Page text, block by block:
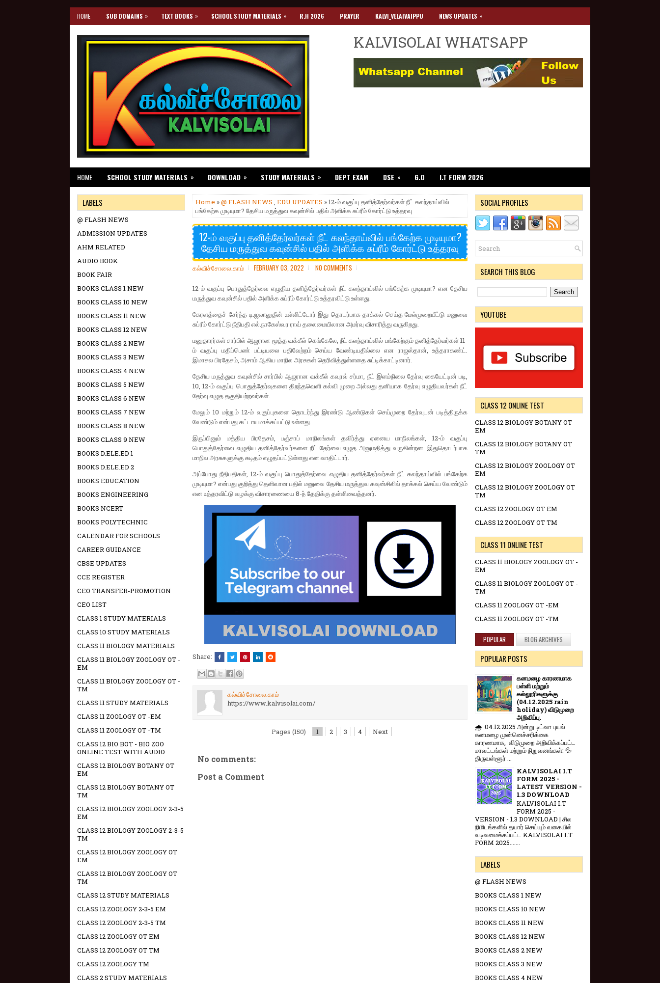
HOME SUB DOMAINS » TEXT BOOKS » SCHOOL STUDY MATERIALS » R.H 2026 PRAYER KALVI_VELAIVAIPPU NEWS UPDATES »
KALVISOLAI WHATSAPP
HOME SCHOOL STUDY MATERIALS » DOWNLOAD » STUDY MATERIALS » DEPT EXAM DSE » G.O I.T FORM 2026
Home »@ FLASH NEWS , EDU UPDATES » 12-ம் வகுப்பு தனித்தேர்வர்கள் நீட் கலந்தாய்வில்
பங்கேற்க முடியுமா? தேசிய மருத்துவ கவுன்சில் பதில் அளிக்க சுப்ரீம் கோர்ட்டு உத்தரவு
12-ம் வகுப்பு தனித்தேர்வர்கள் நீட் கலந்தாய்வில் பங்கேற்க முடியுமா?
தேசிய மருத்துவ கவுன்சில் பதில் அளிக்க சுப்ரீம் கோர்ட்டு உத்தரவு
கல்விச்சோலை.காம் FEBRUARY 03, 2022 NO COMMENTS
12-ம் வகுப்பு பொதுத்தேர்வை எழுதிய தனித்தேர்வர்கள் நீட் கலந்தாய்வில் பங்கேற்க முடியுமா? என தேசிய
மருத்துவ கவுன்சில் பதில் அளிக்க சுப்ரீம் கோர்ட்டு உத்தரவிட்டு உள்ளது.
கேரளத்தைச் சேர்ந்த டி.ஜலாலுதீன் உள்ளிட்டோர் இது தொடர்பாக தாக்கல் செய்த மேல்முறையீட்டு மனுவை
சுப்ரீம் கோர்ட்டு நீதிபதி எல்.நாகேஸ்வர ராவ் தலைமையிலான அமர்வு விசாரித்து வருகிறது.
மனுதாரர்கள் சார்பில் ஆஜரான மூத்த வக்கீல் கெங்கேலே, நீட் கலந்தாய்வில் பங்கேற்கும் தனித்தேர்வர்கள் 11-
ம் வகுப்பு மதிப்பெண் பட்டியலை பதிவேற்றம் செய்ய வேண்டியதில்லை என ராஜஸ்தான், உத்தராகண்ட்.
இமாசல பிரதேசம், அசாம் ஆகிய மாநில அரசுகள் தெரிவித்துள்ளதை சுட்டிக்காட்டினார்.
தேசிய மருத்துவ கவுன்சில் சார்பில் ஆஜரான வக்கீல் கவுரவ் சர்மா, நீட் இளம்நிலை தேர்வு கையேட்டின் படி,
10, 12-ம் வகுப்பு பொதுத்தேர்வுகளை திறந்தவெளி கல்வி முறை அல்லது தனியாக தேர்வு எழுதியவர்கள் நீட்
தேர்வு எழுத தகுதியற்றவர்கள்.
மேலும் 10 மற்றும் 12-ம் வகுப்புகளை தொடர்ந்து இரண்டு ஆண்டுகள் செய்முறை தேர்வுடன் படித்திருக்க
வேண்டும் என்பது கட்டாயமாக்கப்பட்டு உள்ளது.
இருப்பினும் மத்திய பிரதேசம், பஞ்சாப் மாநிலங்கள் தவிர்த்து ஏனைய மாநிலங்கள், 12-ம் வகுப்பு
பொதுத்தேர்வை எழுதிய தனித்தேர்வர்களை நீட் தேர்வை எழுத அனுமதித்து வருகின்றன. இதுதொடர்பாக
மாநில அரசுகளுக்கு கடிதம் எழுதப்பட்டுள்ளது என வாதிட்டார்.
அப்போது நீதிபதிகள், 12-ம் வகுப்பு பொதுத்தேர்வை எழுதிய தனித்தேர்வர்கள் நீட் கலந்தாய்வில் பங்கேற்க
முடியுமா? என்பது குறித்து தெளிவான பதில் மனுவை தேசிய மருத்துவ கவுன்சிலில் தாக்கல் செய்ய வேண்டும்
என உத்தரவிட்டு வழக்கு விசாரணையை 8-ந் தேதிக்கு தள்ளிவைத்தனர்.
Share:
கல்விச்சோலை.காம்
https://www.kalvisolai.com/
Pages (150) 1 2 3 4 Next
No comments:
Post a Comment
LABELS
@ FLASH NEWS
ADMISSION UPDATES
AHM RELATED
AUDIO BOOK
BOOK FAIR
BOOKS CLASS 1 NEW
BOOKS CLASS 10 NEW
BOOKS CLASS 11 NEW
BOOKS CLASS 12 NEW
BOOKS CLASS 2 NEW
BOOKS CLASS 3 NEW
BOOKS CLASS 4 NEW
BOOKS CLASS 5 NEW
BOOKS CLASS 6 NEW
BOOKS CLASS 7 NEW
BOOKS CLASS 8 NEW
BOOKS CLASS 9 NEW
BOOKS D.ELE.ED 1
BOOKS D.ELE.ED 2
BOOKS EDUCATION
BOOKS ENGINEERING
BOOKS NCERT
BOOKS POLYTECHNIC
CALENDAR FOR SCHOOLS
CAREER GUIDANCE
CBSE UPDATES
CCE REGISTER
CEO TRANSFER-PROMOTION
CEO LIST
CLASS 1 STUDY MATERIALS
CLASS 10 STUDY MATERIALS
CLASS 11 BIOLOGY MATERIALS
CLASS 11 BIOLOGY ZOOLOGY OT -
EM
CLASS 11 BIOLOGY ZOOLOGY OT -
TM
CLASS 11 STUDY MATERIALS
CLASS 11 ZOOLOGY OT -EM
CLASS 11 ZOOLOGY OT -TM
CLASS 12 BIO BOT - BIO ZOO
ONLINE TEST WITH AUDIO
CLASS 12 BIOLOGY BOTANY OT
EM
CLASS 12 BIOLOGY BOTANY OT
TM
CLASS 12 BIOLOGY ZOOLOGY 2-3-5
EM
CLASS 12 BIOLOGY ZOOLOGY 2-3-5
TM
CLASS 12 BIOLOGY ZOOLOGY OT
EM
CLASS 12 BIOLOGY ZOOLOGY OT
TM
CLASS 12 STUDY MATERIALS
CLASS 12 ZOOLOGY 2-3-5 EM
CLASS 12 ZOOLOGY 2-3-5 TM
CLASS 12 ZOOLOGY OT EM
CLASS 12 ZOOLOGY OT TM
CLASS 12 ZOOLOGY TM
CLASS 2 STUDY MATERIALS
SOCIAL PROFILES
SEARCH THIS BLOG
YOUTUBE
CLASS 12 ONLINE TEST
CLASS 12 BIOLOGY BOTANY OT
EM
CLASS 12 BIOLOGY BOTANY OT
TM
CLASS 12 BIOLOGY ZOOLOGY OT
EM
CLASS 12 BIOLOGY ZOOLOGY OT
TM
CLASS 12 ZOOLOGY OT EM
CLASS 12 ZOOLOGY OT TM
CLASS 11 ONLINE TEST
CLASS 11 BIOLOGY ZOOLOGY OT -
EM
CLASS 11 BIOLOGY ZOOLOGY OT -
TM
CLASS 11 ZOOLOGY OT -EM
CLASS 11 ZOOLOGY OT -TM
POPULAR BLOG ARCHIVES
POPULAR POSTS
கனமழை காரணமாக
பள்ளி மற்றும்
கல்லூரிகளுக்கு
(04.12.2025 rain
holiday) விடுமுறை
அறிவிப்பு.
🌧️ 04.12.2025 அன்று டிட்வா புயல்
கனமழை முன்னெச்சரிக்கை
காரணமாக, விடுமுறை அறிவிக்கப்பட்ட
மாவட்டங்கள் மற்றும் நிறுவனங்கள்: 💦
திருவள்ளூர் ...
KALVISOLAI I.T
FORM 2025 -
LATEST VERSION -
1.3 DOWNLOAD
KALVISOLAI I.T
FORM 2025 -
VERSION - 1.3 DOWNLOAD | சில
நிமிடங்களில் தயார் செய்யும் வகையில்
வடிவமைக்கப்பட்ட KALVISOLAI I.T
FORM 2025.......
LABELS
@ FLASH NEWS
BOOKS CLASS 1 NEW
BOOKS CLASS 10 NEW
BOOKS CLASS 11 NEW
BOOKS CLASS 12 NEW
BOOKS CLASS 2 NEW
BOOKS CLASS 3 NEW
BOOKS CLASS 4 NEW